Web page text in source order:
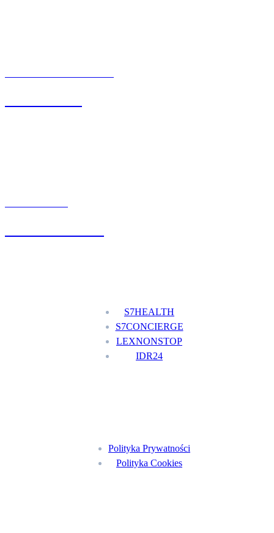
S7HEALTH
S7CONCIERGE
LEXNONSTOP
IDR24
Polityka Prywatności
Polityka Cookies